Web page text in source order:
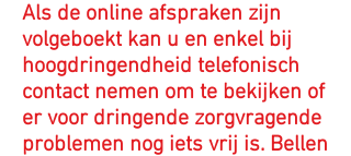
Als de online afspraken zijn
volgeboekt kan u en enkel bij
hoogdringendheid telefonisch
contact nemen om te bekijken of
er voor dringende zorgvragende
problemen nog iets vrij is. Bellen